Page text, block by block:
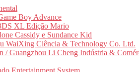
Boy Advance
XL Edição Mario
Cassidy e Sundance Kid
WaiXing Ciência & Technology Co. Ltd.
/ Guangzhou Li Cheng Indústria &